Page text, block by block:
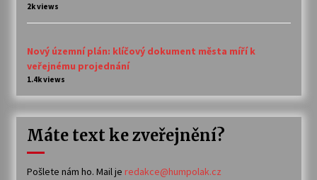
2k views
Nový územní plán: klíčový dokument města míří k
veřejnému projednání
1.4k views
Máte text ke zveřejnění?
Pošlete nám ho. Mail je redakce@humpolak.cz